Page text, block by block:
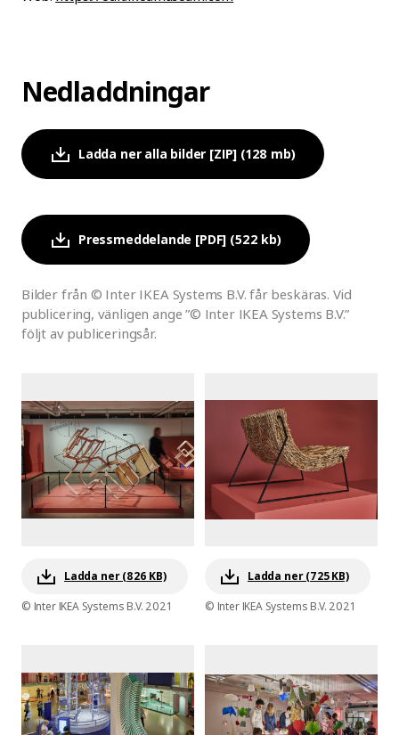
Nedladdningar
Ladda ner alla bilder [ZIP] (128 mb)
Pressmeddelande [PDF] (522 kb)
Bilder från © Inter IKEA Systems B.V. får beskäras. Vid
publicering, vänligen ange ”© Inter IKEA Systems B.V.”
följt av publiceringsår.
Ladda ner (826 KB)
© Inter IKEA Systems B.V. 2021
Ladda ner (725 KB)
© Inter IKEA Systems B.V. 2021